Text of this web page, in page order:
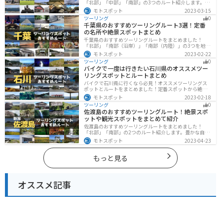
「北部」「中部」「南部」の3つのルート紹介します。キ
ツネ村や広大な山や滝、湖などを歴史や自然を満喫する
ツーリングができます。バイクで宮城県にツーリングに
行く際は参考にしてください。
モトスポット
2023-03-15
ツーリング
0
千葉県のおすすめツーリングルート3選！定番
の名所や絶景スポットまとめ
千葉県のおすすめツーリングルートをまとめました！
「北部」「南部（沿岸）」「南部（内陸）」の3つを地域
別で紹介します！千葉は首都圏からのアクセスも良く、
海と山どちらも堪能できるのでツーリングには最適な場
所です。
モトスポット
2023-02-22
ツーリング
0
バイクで一度は行きたい石川県のオススメツー
リングスポットとルートまとめ
バイクで石川県に行くなら必見！オススメツーリングス
ポットとルートをまとめました！定番スポットから絶景
スポット、温泉、海、グルメなど様々なジャンルで楽し
めます。バイクで石川ツーリングに行こうと思っている
人は、参考にしてください。
モトスポット
2023-02-18
ツーリング
0
佐渡島のおすすめツーリングルート！絶景スポ
ットや観光スポットをまとめて紹介
佐渡島のおすすめツーリングルートをまとめました！
「北部」「南部」の2つのルート紹介します。豊かな自然
と歴史的なスポット、トキなどの貴重な動物を見られる
スポットが多数あります。バイクで佐渡島にツーリング
に行く際は参考にしてください。
モトスポット 2023-04-23
もっと見る
オススメ記事